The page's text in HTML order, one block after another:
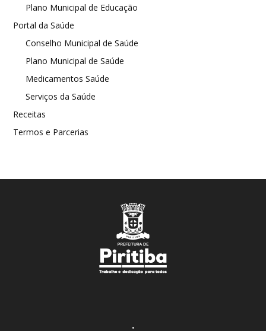
Plano Municipal de Educação
Portal da Saúde
Conselho Municipal de Saúde
Plano Municipal de Saúde
Medicamentos Saúde
Serviços da Saúde
Receitas
Termos e Parcerias
.